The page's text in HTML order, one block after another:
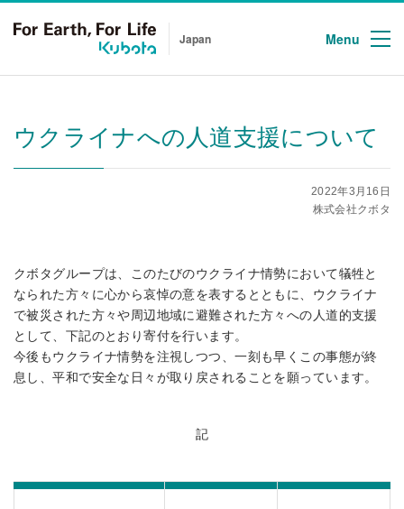
Japan Menu
ウクライナへの人道支援について
2022年3月16日
株式会社クボタ
クボタグループは、このたびのウクライナ情勢において犠牲と
なられた方々に心から哀悼の意を表するとともに、ウクライナ
で被災された方々や周辺地域に避難された方々への人道的支援
として、下記のとおり寄付を行います。
今後もウクライナ情勢を注視しつつ、一刻も早くこの事態が終
息し、平和で安全な日々が取り戻されることを願っています。
記